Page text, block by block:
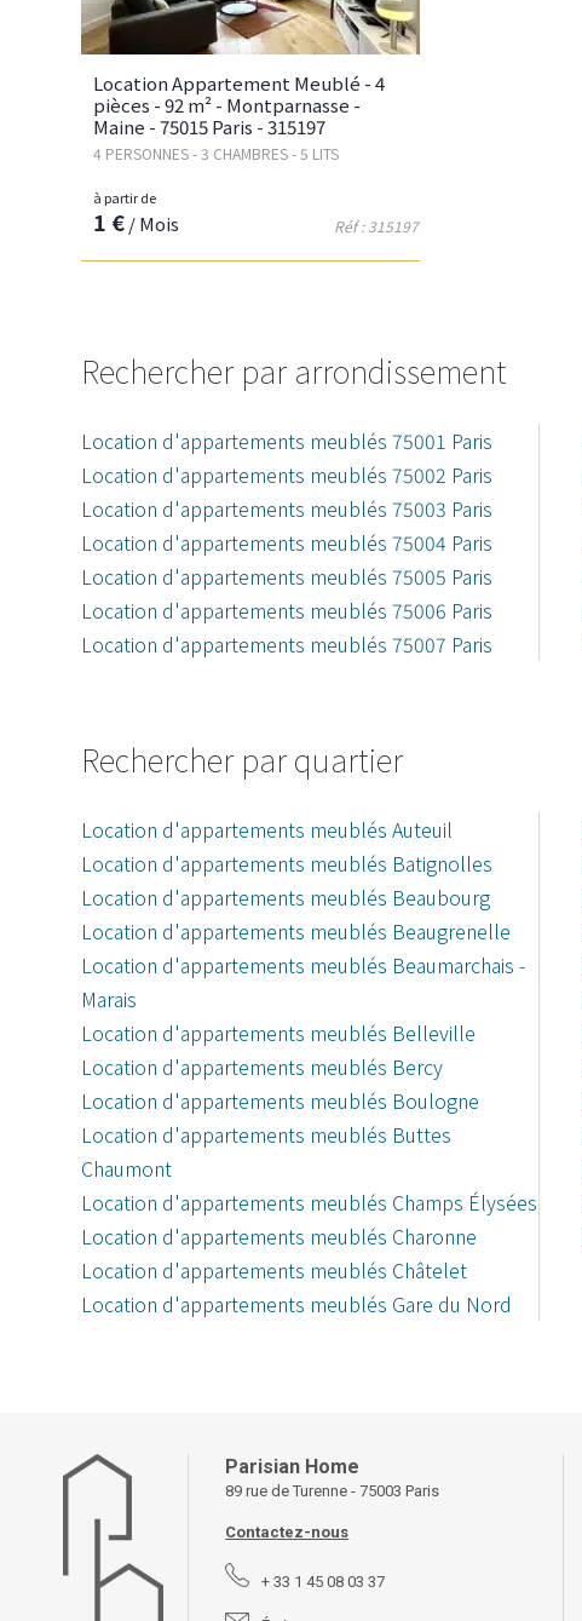
Location Appartement Meublé - 4
pièces - 92 m² - Montparnasse -
Maine - 75015 Paris - 315197
4 PERSONNES - 3 CHAMBRES - 5 LITS
Réf : 315197
à partir de
1 €/ Mois
Rechercher par arrondissement
Location d'appartements meublés 75001 Paris
Location d'appartements meublés 75002 Paris
Location d'appartements meublés 75003 Paris
Location d'appartements meublés 75004 Paris
Location d'appartements meublés 75005 Paris
Location d'appartements meublés 75006 Paris
Location d'appartements meublés 75007 Paris
Rechercher par quartier
Location d'appartements meublés Auteuil
Location d'appartements meublés Batignolles
Location d'appartements meublés Beaubourg
Location d'appartements meublés Beaugrenelle
Location d'appartements meublés Beaumarchais -
Marais
Location d'appartements meublés Belleville
Location d'appartements meublés Bercy
Location d'appartements meublés Boulogne
Location d'appartements meublés Buttes
Chaumont
Location d'appartements meublés Champs Élysées
Location d'appartements meublés Charonne
Location d'appartements meublés Châtelet
Location d'appartements meublés Gare du Nord
Parisian Home
89 rue de Turenne - 75003 Paris
Contactez-nous
+ 33 1 45 08 03 37